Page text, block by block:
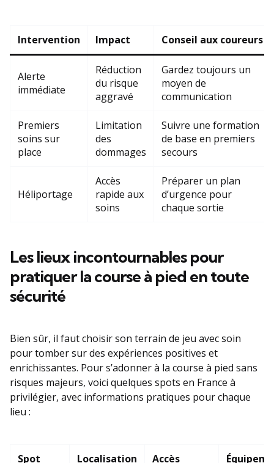
Intervention Impact Conseil aux coureurs
Alerte
immédiate
Réduction
du risque
aggravé
Gardez toujours un
moyen de
communication
Premiers
soins sur
place
Limitation
des
dommages
Suivre une formation
de base en premiers
secours
Héliportage
Accès
rapide aux
soins
Préparer un plan
d’urgence pour
chaque sortie
Les lieux incontournables pour
pratiquer la course à pied en toute
sécurité
Bien sûr, il faut choisir son terrain de jeu avec soin
pour tomber sur des expériences positives et
enrichissantes. Pour s’adonner à la course à pied sans
risques majeurs, voici quelques spots en France à
privilégier, avec informations pratiques pour chaque
lieu :
Spot Localisation Accès